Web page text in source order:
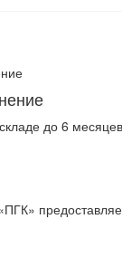
до 6 месяцев